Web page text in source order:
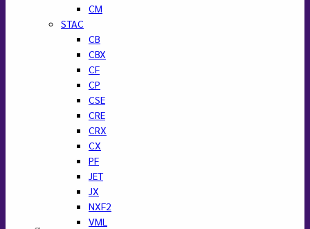
CM
STAC
CB
CBX
CF
CP
CSE
CRE
CRX
CX
PF
JET
JX
NXF2
VML